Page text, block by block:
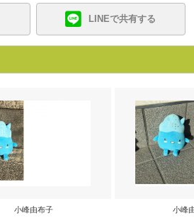
LINEで共有する
小峰由布子 小峰